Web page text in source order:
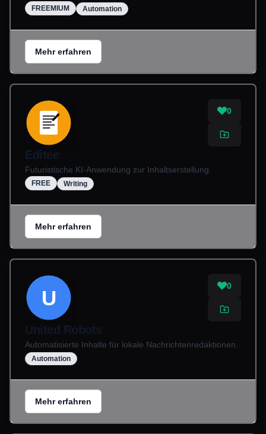
FREEMIUM Automation
Mehr erfahren
0
Editee
Futuristische KI-Anwendung zur Inhaltserstellung.
FREE Writing
Mehr erfahren
U
0
United Robots
Automatisierte Inhalte für lokale Nachrichtenredaktionen.
Automation
Mehr erfahren